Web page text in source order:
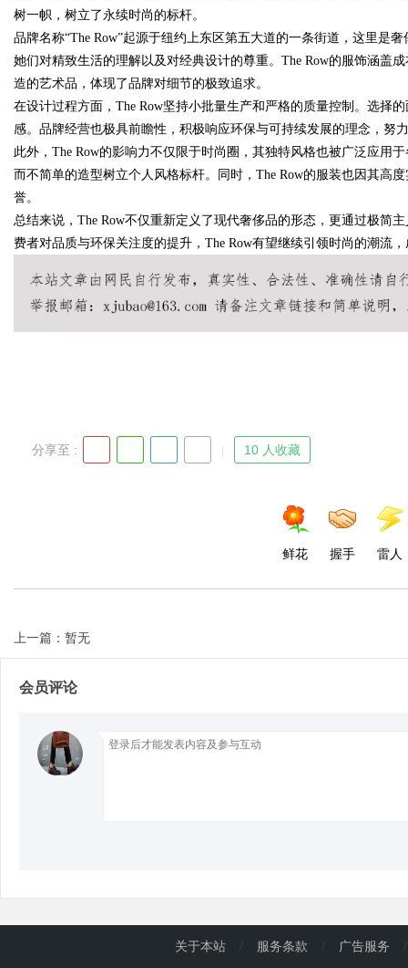
uz
!
树一帜，树立了永续时尚的标杆。
品牌名称“The Row”起源于纽约上东区第五大道的一条街道，这里是
她们对精致生活的理解以及对经典设计的尊重。The Row的服饰涵盖
造的艺术品，体现了品牌对细节的极致追求。
在设计过程方面，The Row坚持小批量生产和严格的质量控制。选择
感。品牌经营也极具前瞻性，积极响应环保与可持续发展的理念，努
此外，The Row的影响力不仅限于时尚圈，其独特风格也被广泛应用
而不简单的造型树立个人风格标杆。同时，The Row的服装也因其高
誉。
总结来说，The Row不仅重新定义了现代奢侈品的形态，更通过极简
费者对品质与环保关注度的提升，The Row有望继续引领时尚的潮流
分享至 : 10 人收藏
鲜花 握手 雷人
上一篇：暂无
会员评论
关于本站 / 服务条款 / 广告服务 /